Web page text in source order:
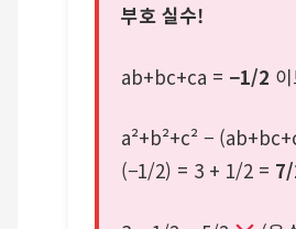
부호 실수!
ab+bc+ca = −1/2
a²+b²+c² −
(−1/2) = 3 + 1/2 =